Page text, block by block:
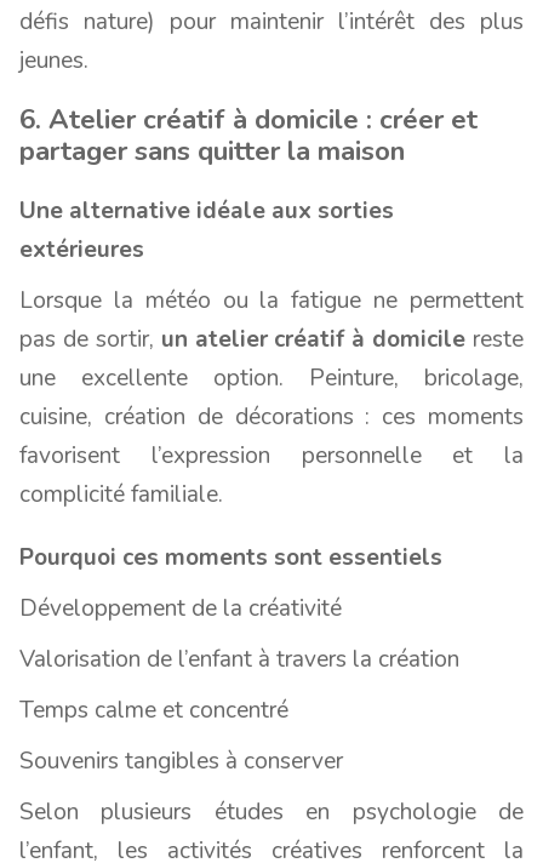
défis nature) pour maintenir l’intérêt des plus
jeunes.
6. Atelier créatif à domicile : créer et
partager sans quitter la maison
Une alternative idéale aux sorties
extérieures
Lorsque la météo ou la fatigue ne permettent
pas de sortir, un atelier créatif à domicile reste
une excellente option. Peinture, bricolage,
cuisine, création de décorations : ces moments
favorisent l’expression personnelle et la
complicité familiale.
Pourquoi ces moments sont essentiels
Développement de la créativité
Valorisation de l’enfant à travers la création
Temps calme et concentré
Souvenirs tangibles à conserver
Selon plusieurs études en psychologie de
l’enfant, les activités créatives renforcent la